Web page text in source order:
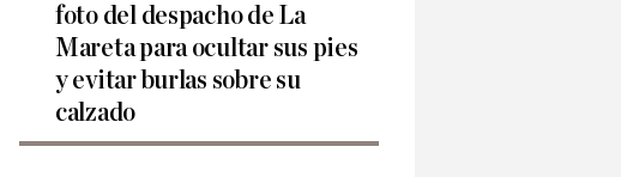
foto del despacho de La
Mareta para ocultar sus pies
y evitar burlas sobre su
calzado